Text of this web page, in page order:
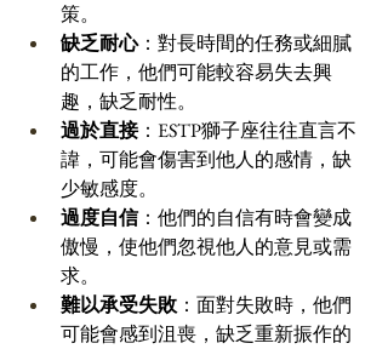
策。
缺乏耐心：對長時間的任務或細膩
的工作，他們可能較容易失去興
趣，缺乏耐性。
過於直接：ESTP獅子座往往直言不
諱，可能會傷害到他人的感情，缺
少敏感度。
過度自信：他們的自信有時會變成
傲慢，使他們忽視他人的意見或需
求。
難以承受失敗 ：面對失敗時，他們
可能會感到沮喪，缺乏重新振作的